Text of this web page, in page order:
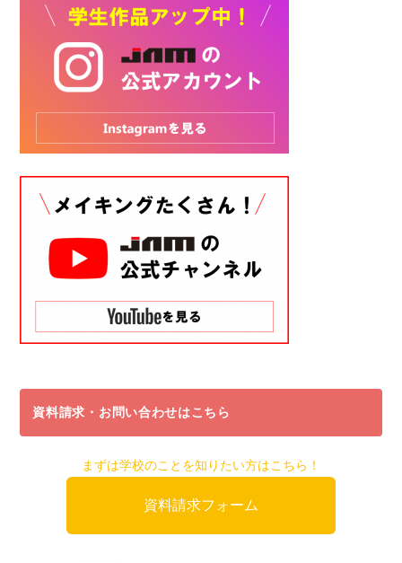
資料請求・お問い合わせはこちら
まずは学校のことを知りたい方はこちら！
資料請求フォーム